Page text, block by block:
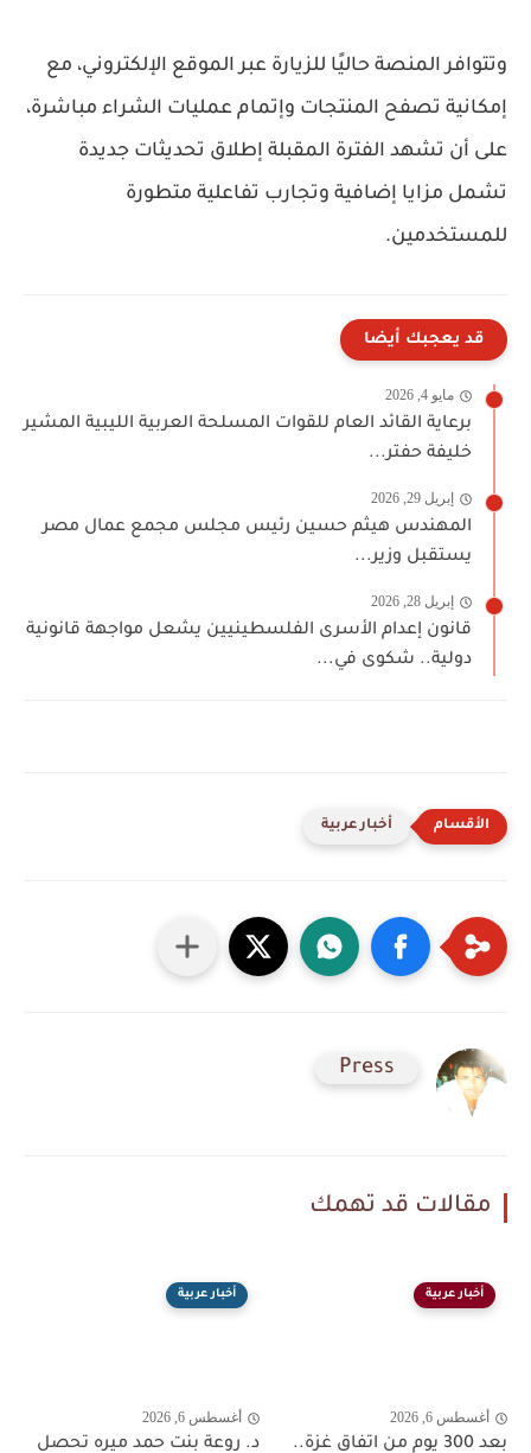
وتتوافر المنصة حاليًا للزيارة عبر الموقع الإلكتروني، مع
إمكانية تصفح المنتجات وإتمام عمليات الشراء مباشرة،
على أن تشهد الفترة المقبلة إطلاق تحديثات جديدة
تشمل مزايا إضافية وتجارب تفاعلية متطورة
للمستخدمين.
قد يعجبك أيضا
مايو 4, 2026
برعاية القائد العام للقوات المسلحة العربية الليبية المشير
خليفة حفتر...
إبريل 29, 2026
المهندس هيثم حسين رئيس مجلس مجمع عمال مصر
يستقبل وزير...
إبريل 28, 2026
قانون إعدام الأسرى الفلسطينيين يشعل مواجهة قانونية
دولية.. شكوى في...
أخبار عربية
Press
مقالات قد تهمك
أخبار عربية
أغسطس 6, 2026
بعد 300 يوم من اتفاق غزة..
أخبار عربية
أغسطس 6, 2026
د. روعة بنت حمد ميره تحصل